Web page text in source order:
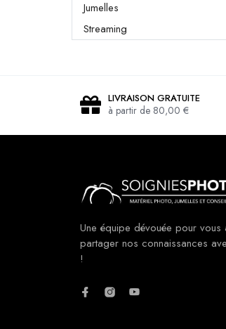
Jumelles
Streaming
LIVRAISON GRATUITE
à partir de 80,00 €
Une équipe dévouée pour vous
partager nos connaissances
!